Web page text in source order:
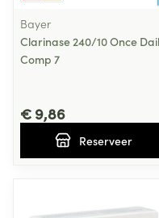
Bayer
Clarinase 240/10 Once
Comp 7
€ 9,86
Reserveer